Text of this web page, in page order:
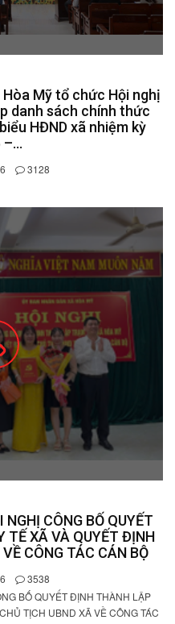
Mỹ tổ chức Hội nghị
danh sách chính thức
HĐND xã nhiệm kỳ
–...
3128
CÔNG BỐ QUYẾT
TẾ XÃ VÀ QUYẾT ĐỊNH
CÔNG TÁC CÁN BỘ
3538
BỐ QUYẾT ĐỊNH THÀNH LẬP
TỊCH UBND XÃ VỀ CÔNG TÁC